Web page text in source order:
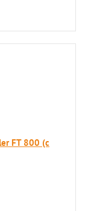
FT 800 (с